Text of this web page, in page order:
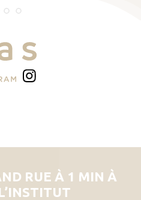
RUE À 1 MIN À